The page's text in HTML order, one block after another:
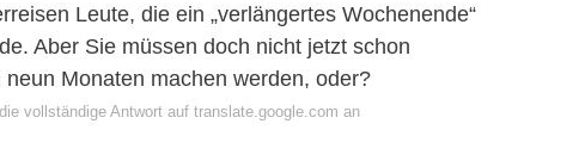
Leute, die ein „verlängertes Wochenende“
Aber Sie müssen doch nicht jetzt schon
Monaten machen werden, oder?
vollständige Antwort auf translate.google.com an